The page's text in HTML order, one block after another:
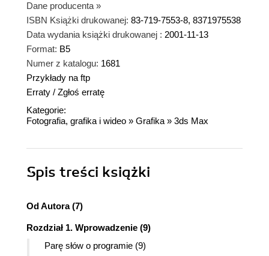
Dane producenta »
ISBN Książki drukowanej: 83-719-7553-8, 8371975538
Data wydania książki drukowanej : 2001-11-13
Format: B5
Numer z katalogu: 1681
Przykłady na ftp
Erraty / Zgłoś erratę
Kategorie:
Fotografia, grafika i wideo » Grafika» 3ds Max
Spis treści książki
Od Autora (7)
Rozdział 1. Wprowadzenie (9)
Parę słów o programie (9)